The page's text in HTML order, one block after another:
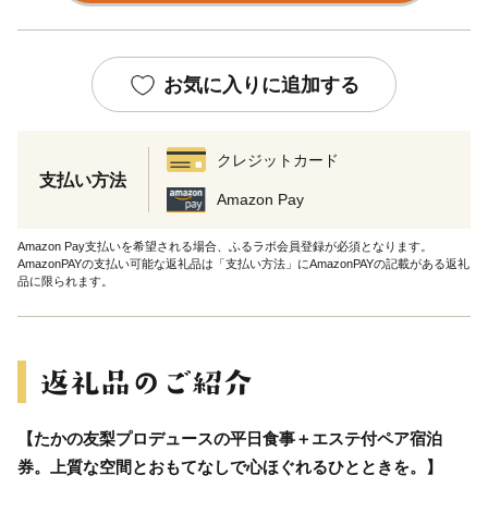
お気に入りに追加する
支払い方法
クレジットカード
Amazon Pay
Amazon Pay支払いを希望される場合、ふるラボ会員登録が必須となります。
AmazonPAYの支払い可能な返礼品は「支払い方法」にAmazonPAYの記載がある返礼
品に限られます。
【たかの友梨プロデュースの平日食事＋エステ付ペア宿泊
券。上質な空間とおもてなしで心ほぐれるひとときを。】